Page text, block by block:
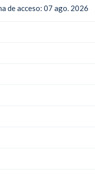
de acceso: 07 ago. 2026